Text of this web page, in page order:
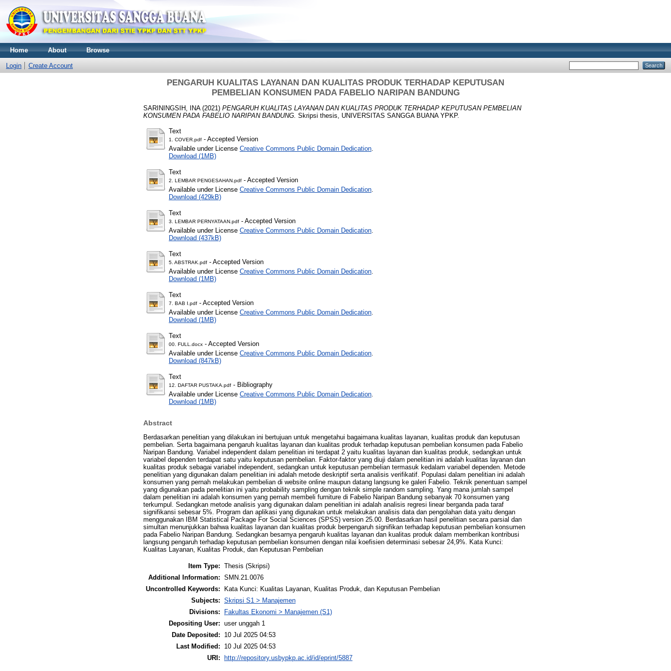
Home About Browse
Login Create Account
PENGARUH KUALITAS LAYANAN DAN KUALITAS PRODUK TERHADAP KEPUTUSAN
PEMBELIAN KONSUMEN PADA FABELIO NARIPAN BANDUNG
SARININGSIH, INA(2021) PENGARUH KUALITAS LAYANAN DAN KUALITAS PRODUK TERHADAP KEPUTUSAN PEMBELIAN
KONSUMEN PADA FABELIO NARIPAN BANDUNG. Skripsi thesis, UNIVERSITAS SANGGA BUANA YPKP.
Text
1. COVER.pdf - Accepted Version
Available under License Creative Commons Public Domain Dedication
Download (1MB)
Text
2. LEMBAR PENGESAHAN.pdf - Accepted Version
Available under License Creative Commons Public Domain Dedication
Download (429kB)
Text
3. LEMBAR PERNYATAAN.pdf - Accepted Version
Available under License Creative Commons Public Domain Dedication
Download (437kB)
Text
5. ABSTRAK.pdf - Accepted Version
Available under License Creative Commons Public Domain Dedication
Download (1MB)
Text
7. BAB I.pdf - Accepted Version
Available under License Creative Commons Public Domain Dedication
Download (1MB)
Text
00. FULL.docx - Accepted Version
Available under License Creative Commons Public Domain Dedication
Download (847kB)
Text
12. DAFTAR PUSTAKA.pdf - Bibliography
Available under License Creative Commons Public Domain Dedication
Download (1MB)
Abstract
Berdasarkan penelitian yang dilakukan ini bertujuan untuk mengetahui bagaimana kualitas layanan, kualitas produk dan keputusan
pembelian. Serta bagaimana pengaruh kualitas layanan dan kualitas produk terhadap keputusan pembelian konsumen pada Fabelio
Naripan Bandung. Variabel independent dalam penelitian ini terdapat 2 yaitu kualitas layanan dan kualitas produk, sedangkan untuk
variabel dependen terdapat satu yaitu keputusan pembelian. Faktor-faktor yang diuji dalam penelitian ini adalah kualitas layanan dan
kualitas produk sebagai variabel independent, sedangkan untuk keputusan pembelian termasuk kedalam variabel dependen. Metode
penelitian yang digunakan dalam penelitian ini adalah metode deskriptif serta analisis verifikatif. Populasi dalam penelitian ini adalah
konsumen yang pernah melakukan pembelian di website online maupun datang langsung ke galeri Fabelio. Teknik penentuan sampel
yang digunakan pada penelitian ini yaitu probability sampling dengan teknik simple random sampling. Yang mana jumlah sampel
dalam penelitian ini adalah konsumen yang pernah membeli furniture di Fabelio Naripan Bandung sebanyak 70 konsumen yang
terkumpul. Sedangkan metode analisis yang digunakan dalam penelitian ini adalah analisis regresi linear berganda pada taraf
signifikansi sebesar 5%. Program dan aplikasi yang digunakan untuk melakukan analisis data dan pengolahan data yaitu dengan
menggunakan IBM Statistical Package For Social Sciences (SPSS) version 25.00. Berdasarkan hasil penelitian secara parsial dan
simultan menunjukkan bahwa kualitas layanan dan kualitas produk berpengaruh signifikan terhadap keputusan pembelian konsumen
pada Fabelio Naripan Bandung. Sedangkan besarnya pengaruh kualitas layanan dan kualitas produk dalam memberikan kontribusi
langsung pengaruh terhadap keputusan pembelian konsumen dengan nilai koefisien determinasi sebesar 24,9%. Kata Kunci:
Kualitas Layanan, Kualitas Produk, dan Keputusan Pembelian
Item Type: Thesis (Skripsi)
Additional Information: SMN.21.0076
Uncontrolled Keywords:
Kata Kunci: Kualitas Layanan, Kualitas Produk, dan Keputusan Pembelian
Subjects: Skripsi S1 > Manajemen
Divisions:
Fakultas Ekonomi > Manajemen (S1)
Depositing User: user unggah 1
Date Deposited:
10 Jul 2025 04:53
Last Modified:
10 Jul 2025 04:53
URI:
http://repository.usbypkp.ac.id/id/eprint/5887